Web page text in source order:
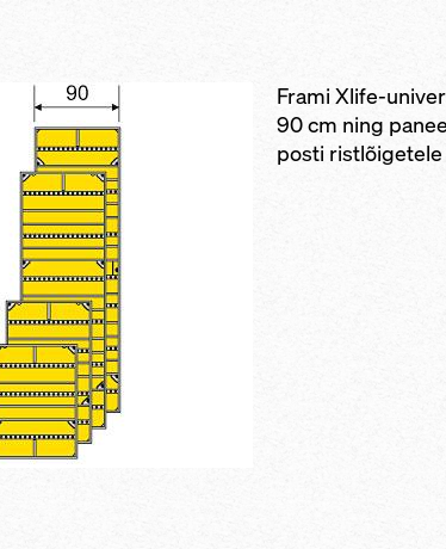
Frami Xlife-
90 cm ning
posti